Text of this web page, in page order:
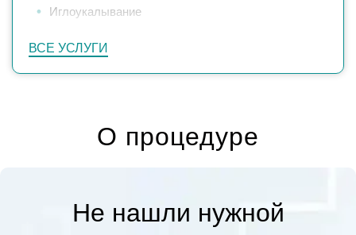
ВСЕ УСЛУГИ
Иглоукалывание
О процедуре
Не нашли нужной